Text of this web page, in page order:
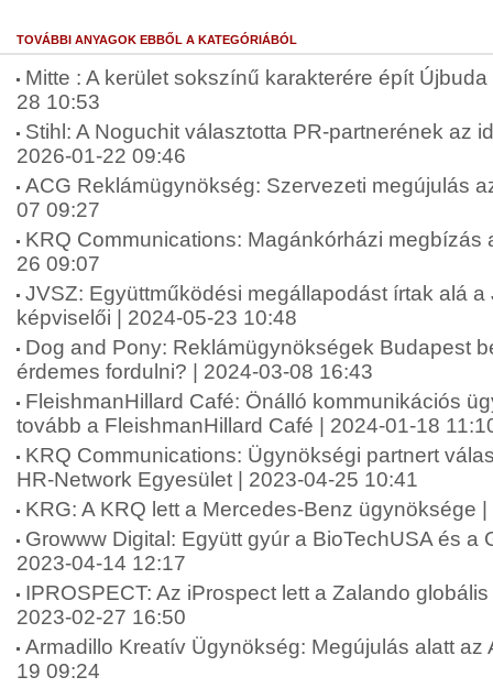
TOVÁBBI ANYAGOK EBBŐL A KATEGÓRIÁBÓL
Mitte : A kerület sokszínű karakterére épít
28 10:53
Stihl: A Noguchit választotta PR-partnerének az
2026-01-22 09:46
ACG Reklámügynökség: Szervezeti megújulás
07 09:27
KRQ Communications: Magánkórházi megbízás
26 09:07
JVSZ: Együttműködési megállapodást írtak alá
képviselői | 2024-05-23 10:48
Dog and Pony: Reklámügynökségek Budapest
érdemes fordulni? | 2024-03-08 16:43
FleishmanHillard Café: Önálló kommunikációs
tovább a FleishmanHillard Café | 2024-01-18
KRQ Communications: Ügynökségi partnert
HR-Network Egyesület | 2023-04-25 10:41
KRG: A KRQ lett a Mercedes-Benz ügynöksége
Growww Digital: Együtt gyúr a BioTechUSA és a
2023-04-14 12:17
IPROSPECT: Az iProspect lett a Zalando
2023-02-27 16:50
Armadillo Kreatív Ügynökség: Megújulás alatt az
19 09:24